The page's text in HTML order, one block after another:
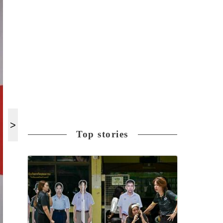
Top stories